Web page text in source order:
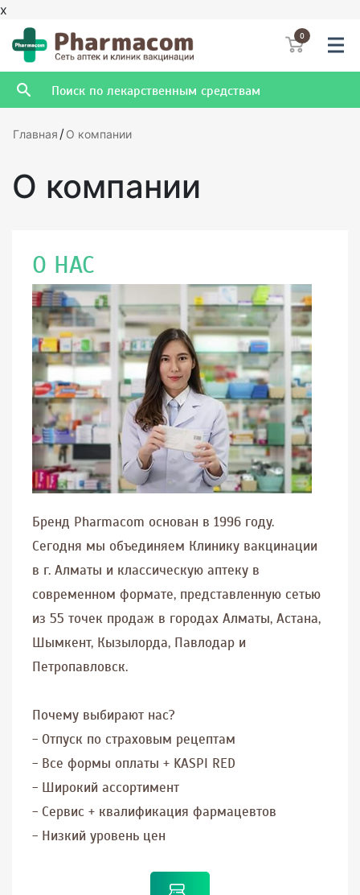
x
0
Главная /О компании
О компании
О НАС
Бренд Pharmacom основан в 1996 году.
Сегодня мы объединяем Клинику вакцинации
в г. Алматы и классическую аптеку в
современном формате, представленную сетью
из 55 точек продаж в городах Алматы, Астана,
Шымкент, Кызылорда, Павлодар и
Петропавловск.
Почему выбирают нас?
- Отпуск по страховым рецептам
- Все формы оплаты + KASPI RED
- Широкий ассортимент
- Сервис + квалификация фармацевтов
- Низкий уровень цен